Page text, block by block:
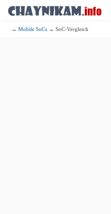
→Mobile SoCs → SoC-Vergleich